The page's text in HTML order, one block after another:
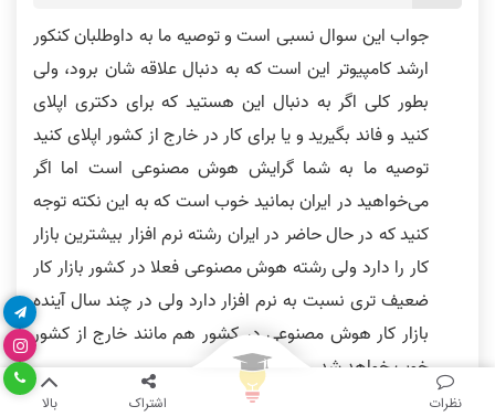
نظرات اشتراک بالا
جواب این سوال نسبی است و توصیه ما به داوطلبان کنکور
ارشد کامپیوتر این است که به دنبال علاقه شان برود، ولی
بطور کلی اگر به دنبال این هستید که برای دکتری اپلای
کنید و فاند بگیرید و یا برای کار در خارج از کشور اپلای کنید
توصیه ما به شما گرایش هوش مصنوعی است اما اگر
می‌خواهید در ایران بمانید خوب است که به این نکته توجه
کنید که در حال حاضر در ایران رشته نرم افزار بیشترین بازار
کار را دارد ولی رشته هوش مصنوعی فعلا در کشور بازار کار
ضعیف تری نسبت به نرم افزار دارد ولی در چند سال آینده
بازار کار هوش مصنوعی در کشور هم مانند خارج از کشور
خوب خواهد شد